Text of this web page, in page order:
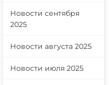
Новости сентября
2025
Новости августа 2025
Новости июля 2025